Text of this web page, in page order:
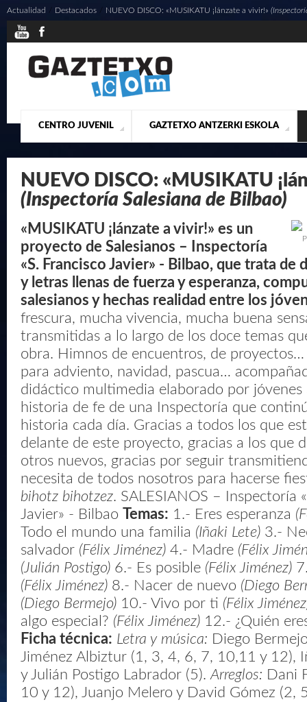
CENTRO JUVENIL
¿QUIENES SOMOS? ACTUALIDAD CONTACTO
GAZTETXO ANTZERKI ESKOLA
PRESENTACIÓN MUSICALES
Actualidad Destacados NUEVO DISCO: «MUSIKATU ¡lánzate a vivir!»
NUEVO DISCO: «MUSIKATU
(Inspectoría Salesiana de Bilbao)
«MUSIKATU ¡lánzate a vivir!» es un
proyecto de Salesianos – Inspectoría
«S. Francisco Javier» - Bilbao, que trata de
y letras llenas de fuerza y esperanza,
salesianos y hechas realidad entre los
frescura, mucha vivencia, mucha buena
transmitidas a lo largo de los doce temas
obra. Himnos de encuentros, de
para adviento, navidad, pascua…
didáctico multimedia elaborado por jóvenes
historia de fe de una Inspectoría que
historia cada día. Gracias a todos los que
delante de este proyecto, gracias a los que
otros nuevos, gracias por seguir
necesita de todos nosotros para hacerse
bihotz bihotzez. SALESIANOS – Inspectoría
Javier» - Bilbao Temas: 1.- Eres esperanza
Todo el mundo una familia (Iñaki Lete) 3.-
salvador (Félix Jiménez) 4.- Madre (Félix
(Julián Postigo) 6.- Es posible (Félix Jiménez)
(Félix Jiménez) 8.- Nacer de nuevo (Diego
(Diego Bermejo) 10.- Vivo por ti (Félix
algo especial? (Félix Jiménez) 12.- ¿Quién
Ficha técnica: Letra y música: Diego
Jiménez Albiztur (1, 3, 4, 6, 7, 10,11 y 12),
y Julián Postigo Labrador (5). Arreglos: Dani
10 y 12), Juanjo Melero y David Gómez (2,